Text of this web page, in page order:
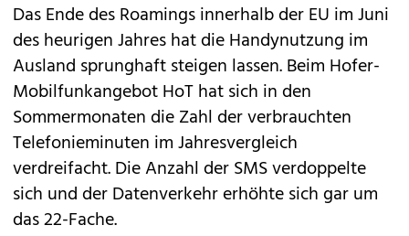
DasEnde des Roamings innerhalb der EU im Juni
des heurigen Jahres hat die Handynutzung im
Ausland sprunghaft steigen lassen. Beim Hofer-
Mobilfunkangebot HoT hat sich in den
Sommermonaten die Zahl der verbrauchten
Telefonieminuten im Jahresvergleich
verdreifacht. Die Anzahl der SMS verdoppelte
sich und der Datenverkehr erhöhte sich gar um
das 22-Fache.